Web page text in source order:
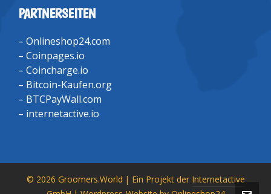
PARTNERSEITEN
– Onlineshop24.com
– Coinpages.io
– Coincharge.io
– Bitcoin-Kaufen.org
– BTCPayWall.com
– internetactive.io
© 2026 Groomers.World | Ein Projekt der Internetactive